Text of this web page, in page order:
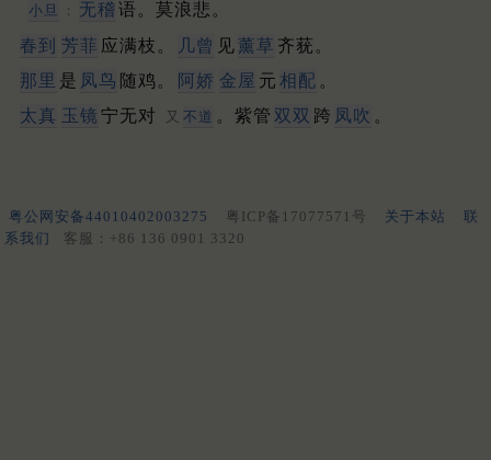
小旦 ： 无稽 语。莫浪悲。
春到 芳菲 应满枝。 几曾 见薰草 齐莸。
那里 是 凤鸟 随鸡。 阿娇 金屋 元 相配 。
太真 玉镜 宁无对 又 不道 。紫管 双双 跨 凤吹 。
粤公网安备44010402003275 粤ICP备17077571号 关于本站
联
系我们
客服：+86 136 0901 3320